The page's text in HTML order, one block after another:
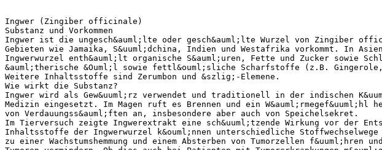
Ingwer (Zingiber officinale)
Substanz und Vorkommen
Ingwer ist die ungesch&auml;lte oder gesch&auml;lte Wurzel von Zingiber
Gebieten wie Jamaika, S&uuml;dchina, Indien und Westafrika vorkommt. In
Ingwerwurzel enth&auml;lt organische S&auml;uren, Fette und Zucker sowie
&auml;therische &Ouml;l sowie fettl&ouml;sliche Scharfstoffe (z.B.
Weitere Inhaltsstoffe sind Zerumbon und &szlig;-Elemene.
Wie wirkt die Substanz?
Ingwer wird als Gew&uuml;rz verwendet und traditionell in der indischen
Medizin eingesetzt. Im Magen ruft es Brennen und ein
von Verdauungss&auml;ften an, insbesondere aber auch von Speichelsekret.
Im Tierversuch zeigte Ingwerextrakt eine sch&uuml;tzende Wirkung vor der
Inhaltsstoffe der Ingwerwurzel k&ouml;nnen unterschiedliche Stoffwechselwege
zu einer Wachstumshemmung und einem Absterben von Tumorzellen f&uuml;hren